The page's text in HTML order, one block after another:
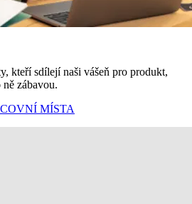
kteří sdílejí naši vášeň pro produkt,
zábavou.
MÍSTA